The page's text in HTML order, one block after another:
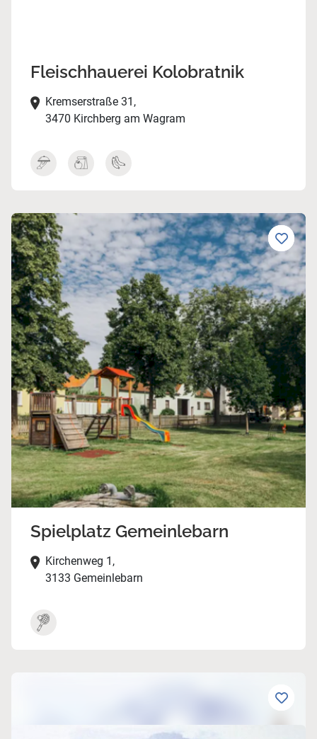
Fleischhauerei Kolobratnik
Kremserstraße 31,
3470 Kirchberg am Wagram
Spielplatz Gemeinlebarn
Kirchenweg 1,
3133 Gemeinlebarn